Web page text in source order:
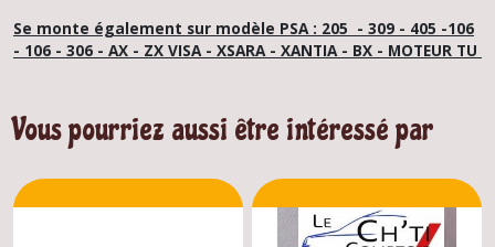
Se monte également sur modèle PSA : 205 - 309 - 405 -106
- 106 - 306 - AX - ZX VISA - XSARA - XANTIA - BX - MOTEUR TU
Vous pourriez aussi être intéressé par